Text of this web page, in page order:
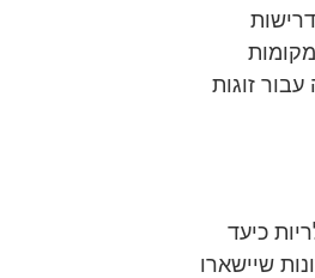
זוגות
כיעד
שיישארו